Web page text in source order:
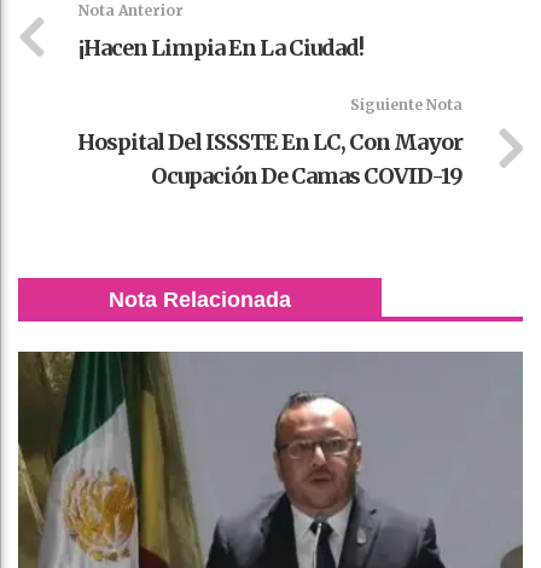
Nota Anterior
¡Hacen Limpia En La Ciudad!
Siguiente Nota
Hospital Del ISSSTE En LC, Con Mayor
Ocupación De Camas COVID-19
Nota Relacionada